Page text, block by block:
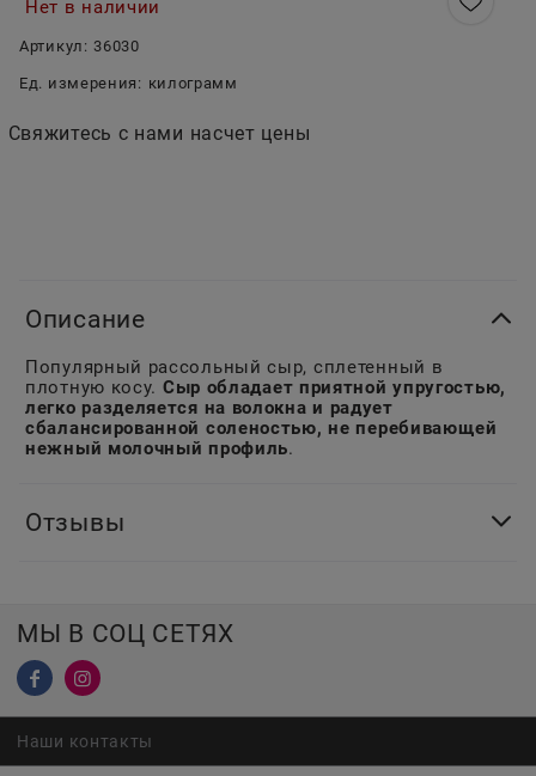
Нет в наличии
Артикул: 36030
Ед. измерения: килограмм
Свяжитесь с нами насчет цены
Описание
Популярный рассольный сыр, сплетенный в
плотную косу. Сыр обладает приятной упругостью,
легко разделяется на волокна и радует
сбалансированной соленостью, не перебивающей
нежный молочный профиль.
Отзывы
МЫ В СОЦ СЕТЯХ
Наши контакты